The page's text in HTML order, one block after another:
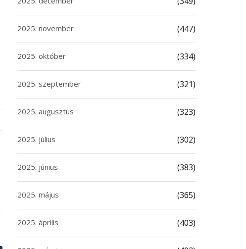
2025. november (447)
2025. október (334)
2025. szeptember (321)
2025. augusztus (323)
2025. július (302)
2025. június (383)
2025. május (365)
2025. április (403)